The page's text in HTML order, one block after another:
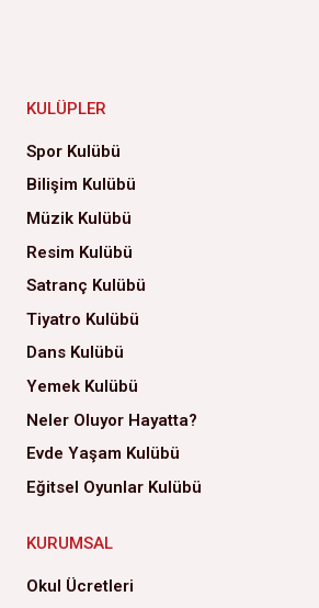
KULÜPLER
Spor Kulübü
Bilişim Kulübü
Müzik Kulübü
Resim Kulübü
Satranç Kulübü
Tiyatro Kulübü
Dans Kulübü
Yemek Kulübü
Neler Oluyor Hayatta?
Evde Yaşam Kulübü
Eğitsel Oyunlar Kulübü
KURUMSAL
Okul Ücretleri